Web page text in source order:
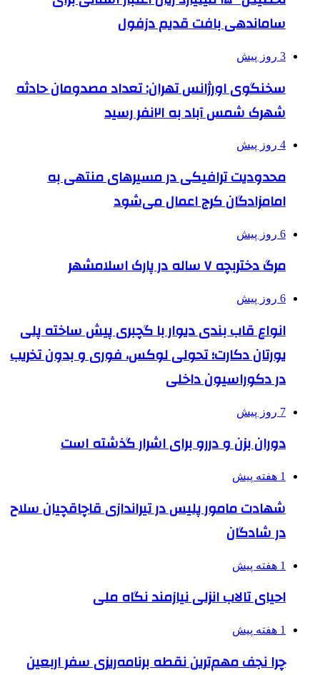
ساماندهی بافت قدیم دزفول
3 روز پیش
سخنگوی اورژانس تهران: تعداد مصدومان حادثه
شهرک شمس آباد به ۲۱نفر رسید
4 روز پیش
محدودیت ترافیکی در مسیرهای منتهی به
امامزادگان کرج اعمال می‌شود
6 روز پیش
مرگ دختربچه ۷ ساله در پارک اسلامشهر
6 روز پیش
انواع قاب بندی دیوار با گچبری پیش ساخته پلی
یورتان دکارت؛ تحولی لوکس، فوری و بدون تخریب
در دکوراسیون داخلی
7 روز پیش
دوران بزن و دررو برای اشرار گذشته است
1 هفته پیش
شهادت مامور پلیس در تیراندازی قاچاقچیان سلاح
در شادگان
1 هفته پیش
احیای تالاب انزلی نیازمند نگاه ملی
1 هفته پیش
چرا نجف مهم‌ترین نقطه برنامه‌ریزی سفر اربعین